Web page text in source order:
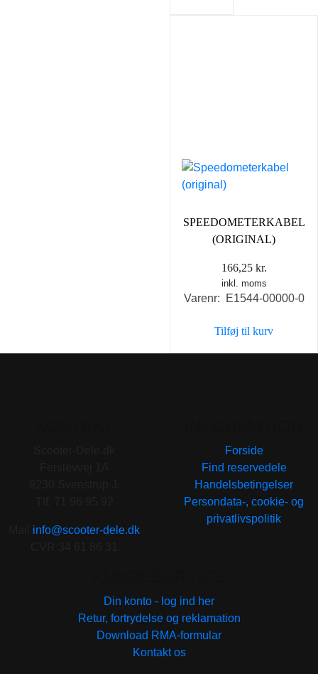
SPEEDOMETERKABEL
(ORIGINAL)
166,25 kr.
inkl. moms
Varenr: E1544-00000-0
Tilføj til kurv
info@scooter-dele.dk
Forside
Find reservedele
Handelsbetingelser
Persondata-, cookie- og
privatlivspolitik
Din konto - log ind her
Retur, fortrydelse og reklamation
Download RMA-formular
Kontakt os